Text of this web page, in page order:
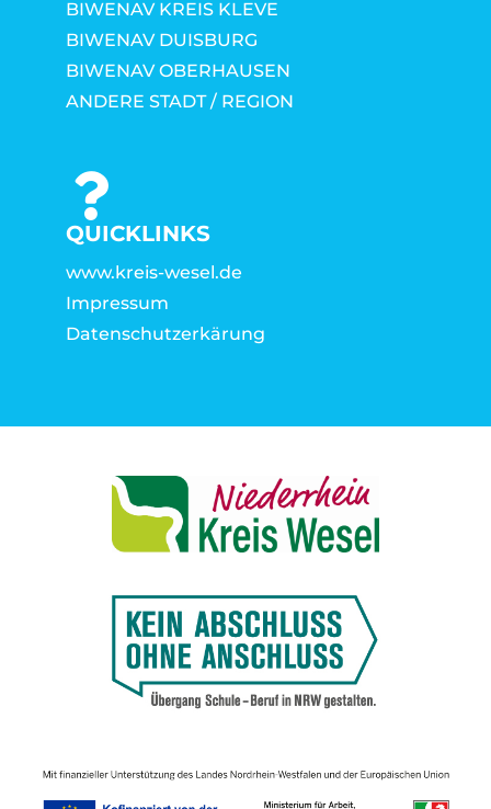
BIWENAV KREIS KLEVE
BIWENAV DUISBURG
BIWENAV OBERHAUSEN
ANDERE STADT / REGION
QUICKLINKS
www.kreis-wesel.de
Impressum
Datenschutzerkärung